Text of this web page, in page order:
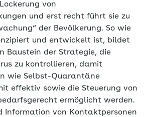
von
und erst recht führt sie zu
der Bevölkerung. So wie
und entwickelt ist, bildet
Baustein der Strategie, die
zu kontrollieren, damit
wie Selbst-Quarantäne
effektiv sowie die Steuerung von
ermöglicht werden.
Information von Kontaktpersonen